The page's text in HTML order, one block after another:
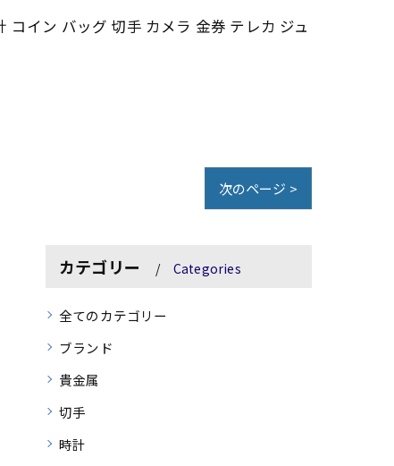
イン バッグ 切手 カメラ 金券 テレカ ジュ
次のページ >
カテゴリー Categories
全てのカテゴリー
ブランド
貴金属
切手
時計